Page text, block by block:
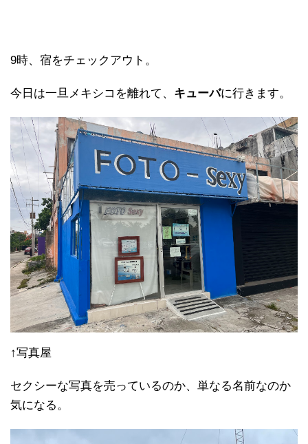
9時、宿をチェックアウト。
今日は一旦メキシコを離れて、 キューバに行きます。
↑写真屋
セクシーな写真を売っているのか、単なる名前なのか
気になる。